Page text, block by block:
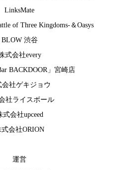
LinksMate
of Three Kingdoms-＆Oasys
BLOW 渋谷
式会社every
BACKDOOR」宮崎店
会社ゲキジョウ
社ライスボール
式会社upceed
式会社ORION
運営